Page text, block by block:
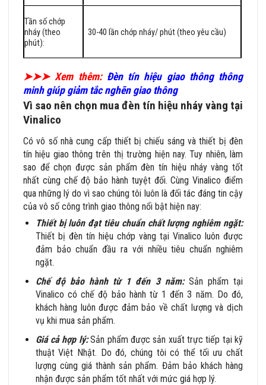
Tần số chớp
nháy (theo
phút):
30-40 lần chớp nháy/ phút(theo yêu cầu)
➤➤➤ Xem thêm: Đèn tín hiệu giao thông thông
minh giúp giảm tắc nghẽn giao thông
Vì sao nên chọn mua đèn tín hiệu nháy vàng tại
Vinalico
Có vô số nhà cung cấp thiết bị chiếu sáng và thiết bị đèn
tín hiệu giao thông trên thị trường hiện nay. Tuy nhiên, làm
sao để chọn được sản phẩm đèn tín hiệu nháy vàng tốt
nhất cùng chế độ bảo hành tuyệt đối. Cùng Vinalico điểm
qua những lý do vì sao chúng tôi luôn là đối tác đáng tin cậy
của vô số công trình giao thông nổi bật hiện nay:
Thiết bị luôn đạt tiêu chuẩn chất lượng nghiêm ngặt:
Thiết bị đèn tín hiệu chớp vàng tại Vinalico luôn được
đảm bảo chuẩn đầu ra với nhiều tiêu chuẩn nghiêm
ngặt.
Chế độ bảo hành từ 1 đến 3 năm:Sản phẩm tại
Vinalico có chế độ bảo hành từ 1 đến 3 năm. Do đó,
khách hàng luôn được đảm bảo về chất lượng và dịch
vụ khi mua sản phẩm.
Giá cả hợp lý:Sản phẩm đượcsản xuất trực tiếp tại kỹ
thuật Việt Nhật. Do đó, chúng tôi có thể tối ưu chất
lượng cùng giá thành sản phẩm. Đảm bảo khách hàng
nhận được sản phẩm tốt nhất với mức giá hợp lý.